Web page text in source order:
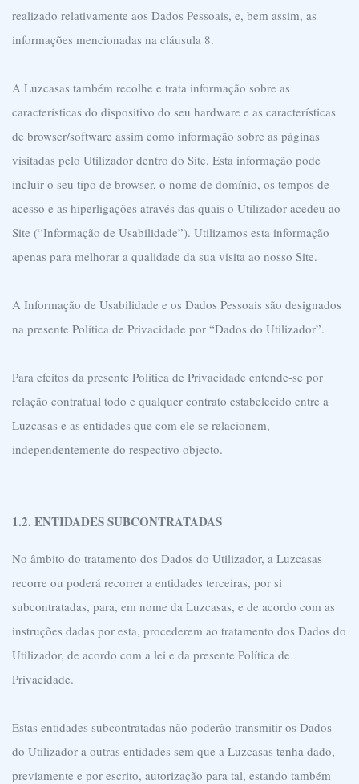
realizado relativamente aos Dados Pessoais, e, bem assim, as
informações mencionadas na cláusula 8.
A Luzcasas também recolhe e trata informação sobre as
características do dispositivo do seu hardware e as características
de browser/software assim como informação sobre as páginas
visitadas pelo Utilizador dentro do Site. Esta informação pode
incluir o seu tipo de browser, o nome de domínio, os tempos de
acesso e as hiperligações através das quais o Utilizador acedeu ao
Site (“Informação de Usabilidade”). Utilizamos esta informação
apenas para melhorar a qualidade da sua visita ao nosso Site.
A Informação de Usabilidade e os Dados Pessoais são designados
na presente Política de Privacidade por “Dados do Utilizador”.
Para efeitos da presente Política de Privacidade entende-se por
relação contratual todo e qualquer contrato estabelecido entre a
Luzcasas e as entidades que com ele se relacionem,
independentemente do respectivo objecto.
1.2. ENTIDADES SUBCONTRATADAS
No âmbito do tratamento dos Dados do Utilizador, a Luzcasas
recorre ou poderá recorrer a entidades terceiras, por si
subcontratadas, para, em nome da Luzcasas, e de acordo com as
instruções dadas por esta, procederem ao tratamento dos Dados do
Utilizador, de acordo com a lei e da presente Política de
Privacidade.
Estas entidades subcontratadas não poderão transmitir os Dados
do Utilizador a outras entidades sem que a Luzcasas tenha dado,
previamente e por escrito, autorização para tal, estando também